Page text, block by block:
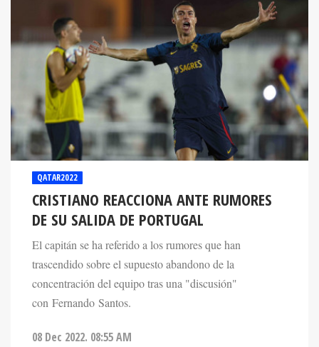
QATAR2022
CRISTIANO REACCIONA ANTE RUMORES
DE SU SALIDA DE PORTUGAL
El capitán se ha referido a los rumores que han
trascendido sobre el supuesto abandono de la
concentración del equipo tras una "discusión"
con Fernando Santos.
08 Dec 2022. 08:55 AM